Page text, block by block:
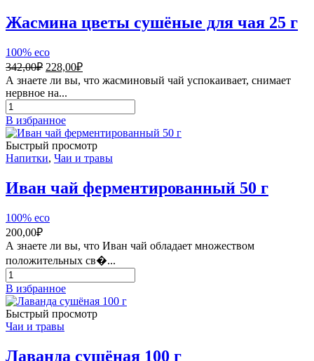
Жасмина цветы сушёные для чая 25 г
100% eco
342,00₽ Первоначальная
цена
составляла
342,00₽.
228,00₽Текущая
цена:
А знаете ли вы, что жасминовый чай успокаивает, снимает
нервное на...
Количество
товара
Жасмина
цветы
сушёные
чая
25
В избранное
Быстрый просмотр
Напитки, Чаи и травы
Иван чай ферментированный 50 г
100% eco
200,00₽
А знаете ли вы, что Иван чай обладает множеством
положительных св�...
Количество
товара
Иван
чай
ферментированный
г
В избранное
Быстрый просмотр
Чаи и травы
Лаванда сушёная 100 г